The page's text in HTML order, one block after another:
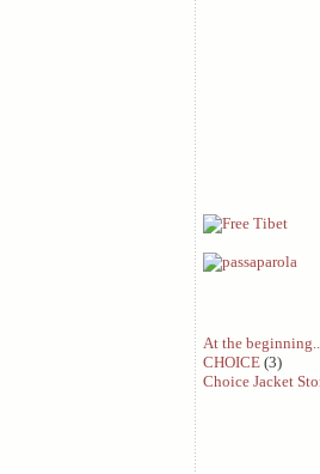
At the
CHOICE (3)
Choice Jacket